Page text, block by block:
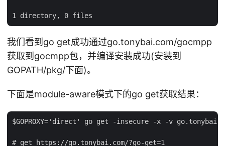
我们看到go get成功通过go.tonybai.com/gocmpp
获取到gocmpp包，并编译安装成功(安装到
GOPATH/pkg/下面)。
下面是module-aware模式下的go get获取结果：
$GOPROXY='direct' go get -insecure -x -v
# get https://go.tonybai.com/?go-get=1